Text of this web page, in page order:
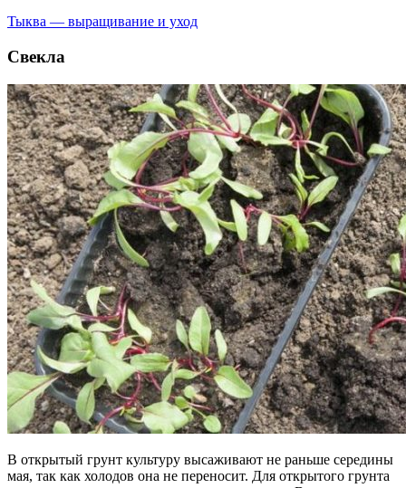
Тыква — выращивание и уход
Свекла
В открытый грунт культуру высаживают не раньше середины
мая, так как холодов она не переносит. Для открытого грунта